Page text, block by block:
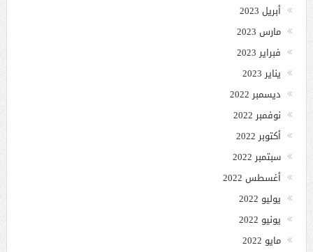
أبريل 2023
مارس 2023
فبراير 2023
يناير 2023
ديسمبر 2022
نوفمبر 2022
أكتوبر 2022
سبتمبر 2022
أغسطس 2022
يوليو 2022
يونيو 2022
مايو 2022